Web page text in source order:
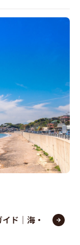
ド｜海・